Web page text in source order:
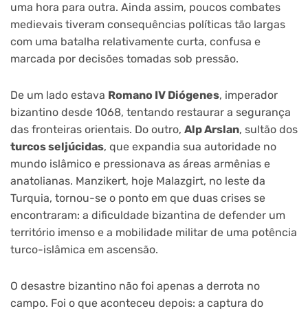
uma hora para outra. Ainda assim, poucos combates
medievais tiveram consequências políticas tão largas
com uma batalha relativamente curta, confusa e
marcada por decisões tomadas sob pressão.
De um lado estava Romano IV Diógenes, imperador
bizantino desde 1068, tentando restaurar a segurança
das fronteiras orientais. Do outro, Alp Arslan, sultão dos
turcos seljúcidas, que expandia sua autoridade no
mundo islâmico e pressionava as áreas armênias e
anatolianas. Manzikert, hoje Malazgirt, no leste da
Turquia, tornou-se o ponto em que duas crises se
encontraram: a dificuldade bizantina de defender um
território imenso e a mobilidade militar de uma potência
turco-islâmica em ascensão.
O desastre bizantino não foi apenas a derrota no
campo. Foi o que aconteceu depois: a captura do